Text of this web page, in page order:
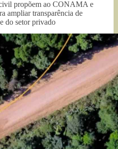
propõem ao CONAMA e
ampliar transparência de
do setor privado